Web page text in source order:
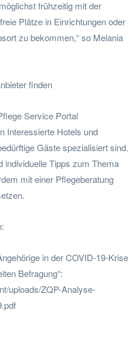
frühzeitig mit der
Plätze in Einrichtungen oder
zu bekommen,“ so Melania
finden
Service Portal
Interessierte Hotels und
Gäste spezialisiert sind.
individuelle Tipps zum Thema
mit einer Pflegeberatung
in der COVID-19-Krise
Befragung“:
uploads/ZQP-Analyse-